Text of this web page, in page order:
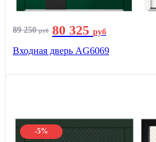
89 250руб 80 325 руб
Входная дверь AG6069
-5%